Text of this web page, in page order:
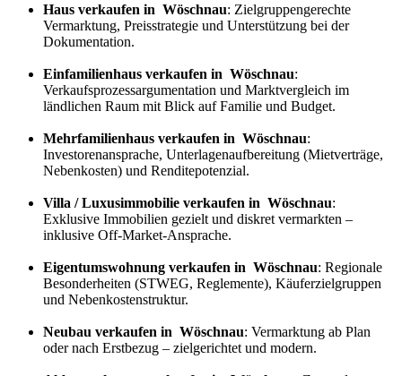
Haus verkaufen in Wöschnau: Zielgruppengerechte
Vermarktung, Preisstrategie und Unterstützung bei der
Dokumentation.
Einfamilienhaus verkaufen in Wöschnau:
Verkaufsprozessargumentation und Marktvergleich im
ländlichen Raum mit Blick auf Familie und Budget.
Mehrfamilienhaus verkaufen in Wöschnau:
Investorenansprache, Unterlagenaufbereitung (Mietverträge,
Nebenkosten) und Renditepotenzial.
Villa / Luxusimmobilie verkaufen in Wöschnau:
Exklusive Immobilien gezielt und diskret vermarkten –
inklusive Off-Market-Ansprache.
Eigentumswohnung verkaufen in Wöschnau: Regionale
Besonderheiten (STWEG, Reglemente), Käuferzielgruppen
und Nebenkostenstruktur.
Neubau verkaufen in Wöschnau: Vermarktung ab Plan
oder nach Erstbezug – zielgerichtet und modern.